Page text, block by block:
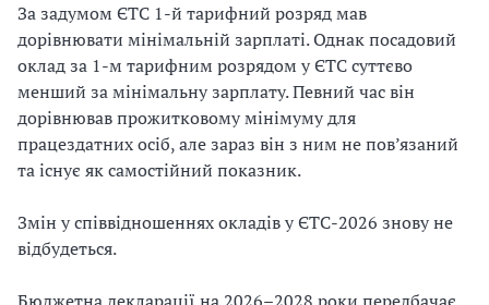
За задумом ЄТС 1-й тарифний розряд мав
дорівнювати мінімальній зарплаті. Однак посадовий
оклад за 1-м тарифним розрядом у ЄТС суттєво
менший за мінімальну зарплату. Певний час він
дорівнював прожитковому мінімуму для
працездатних осіб, але зараз він з ним не пов’язаний
та існує як самостійний показник.
Змін у співвідношеннях окладів у ЄТС-2026 знову не
відбудеться.